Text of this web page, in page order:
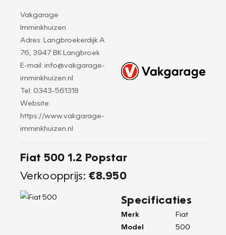
Vakgarage
Imminkhuizen
Adres: Langbroekerdijk A
76, 3947 BK Langbroek
E-mail: info@vakgarage-
imminkhuizen.nl
Tel: 0343-561318
Website:
https://www.vakgarage-
imminkhuizen.nl
Fiat 500 1.2 Popstar
Verkoopprijs: €8.950
Specificaties
Merk
Fiat
Model
500